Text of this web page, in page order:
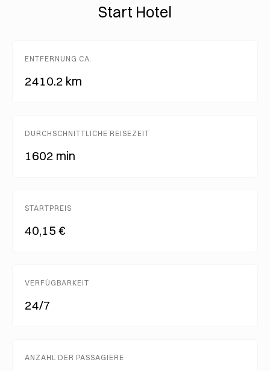
Start Hotel
ENTFERNUNG CA.
2410.2 km
DURCHSCHNITTLICHE REISEZEIT
1602 min
STARTPREIS
40,15 €
VERFÜGBARKEIT
24/7
ANZAHL DER PASSAGIERE